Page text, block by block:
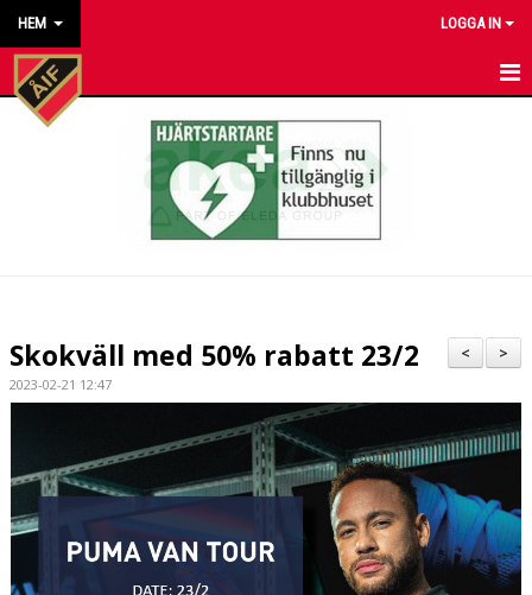
HEM LOGGA IN
HEM
KONTAKT ÅKARP IF
DOKUMENT
BESTÄLL VÅRA KLUBBKLÄDER
>
<
Skokväll med 50% rabatt 23/2
2023-02-21 12:47